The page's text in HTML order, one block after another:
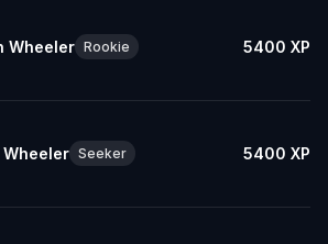
Wheeler Rookie 5400 XP
Wheeler Seeker 5400 XP